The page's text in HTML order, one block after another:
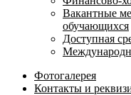
Вакантные
обучающихся
Доступная
Фотогалерея
Контакты и